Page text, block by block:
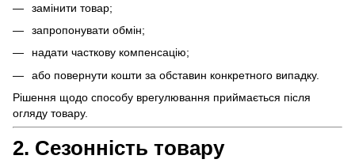
замінити товар;
запропонувати обмін;
надати часткову компенсацію;
або повернути кошти за обставин конкретного випадку.
Рішення щодо способу врегулювання приймається після
огляду товару.
2. Сезонність товару